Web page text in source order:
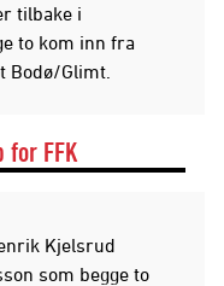
tilbake i
to kom inn fra
Bodø/Glimt.
FFK
Kjelsrud
som begge to